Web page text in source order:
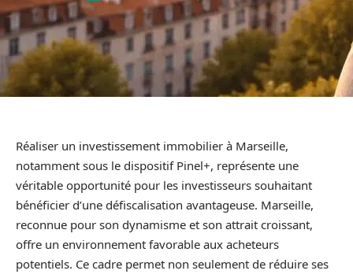
Réaliser un investissement immobilier à Marseille,
notamment sous le dispositif Pinel+, représente une
véritable opportunité pour les investisseurs souhaitant
bénéficier d’une défiscalisation avantageuse. Marseille,
reconnue pour son dynamisme et son attrait croissant,
offre un environnement favorable aux acheteurs
potentiels. Ce cadre permet non seulement de réduire ses